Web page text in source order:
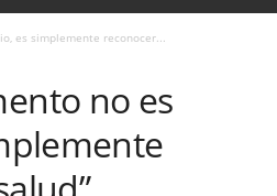
es simplemente reconocer...
no es